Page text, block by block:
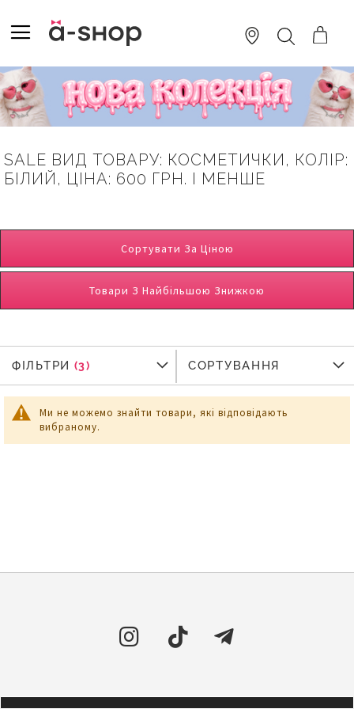
TO
CONTENT
ПОШУК
SALE ВИД ТОВАРУ: КОСМЕТИЧКИ, КОЛІР:
БІЛИЙ, ЦІНА: 600 ГРН. І МЕНШЕ
Сортувати За Ціною
Товари З Найбільшою Знижкою
Ми не можемо знайти товари, які відповідають
вибраному.
ФІЛЬТРИ
ФІЛЬТРИ СОРТУВАННЯ